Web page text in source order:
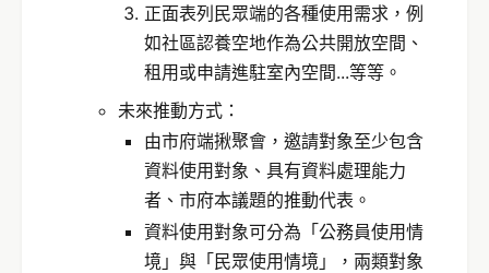
正面表列民眾端的各種使用需求，例
如社區認養空地作為公共開放空間、
租用或申請進駐室內空間...等等。
未來推動方式：
由市府端揪聚會，邀請對象至少包含
資料使用對象、具有資料處理能力
者、市府本議題的推動代表。
資料使用對象可分為「公務員使用情
境」與「民眾使用情境」，兩類對象